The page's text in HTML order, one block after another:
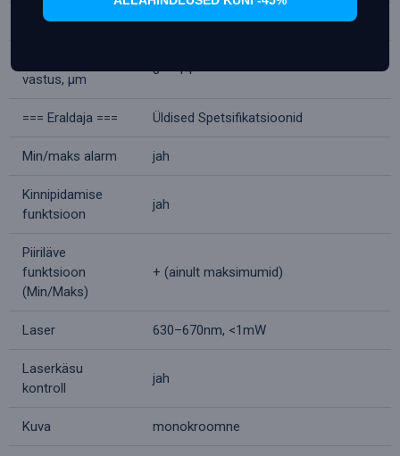
Emissioon 0,10–1
vastus, μm
8 — 14
=== Eraldaja === Üldised Spetsifikatsioonid
Min/maks alarm jah
Kinnipidamise
funktsioon
jah
Piiriläve
funktsioon
(Min/Maks)
+ (ainult maksimumid)
Laser 630–670nm, <1mW
Laserkäsu
kontroll
jah
Kuva monokroomne